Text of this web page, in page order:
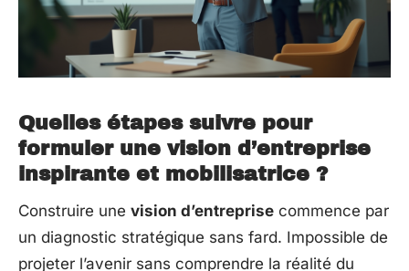
Quelles étapes suivre pour
formuler une vision d’entreprise
inspirante et mobilisatrice ?
Construire une vision d’entreprise commence par
un diagnostic stratégique sans fard. Impossible de
projeter l’avenir sans comprendre la réalité du